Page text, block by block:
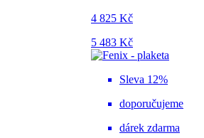
4 825 Kč
5 483 Kč
Sleva 12%
doporučujeme
dárek zdarma